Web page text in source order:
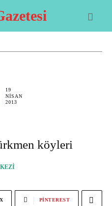
19
NISAN
2013
köyleri
X PINTEREST